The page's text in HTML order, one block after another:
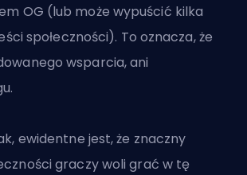
OG (lub może wypuścić kilka
społeczności). To oznacza, że
wsparcia, ani
ewidentne jest, że znaczny
graczy woli grać w tę